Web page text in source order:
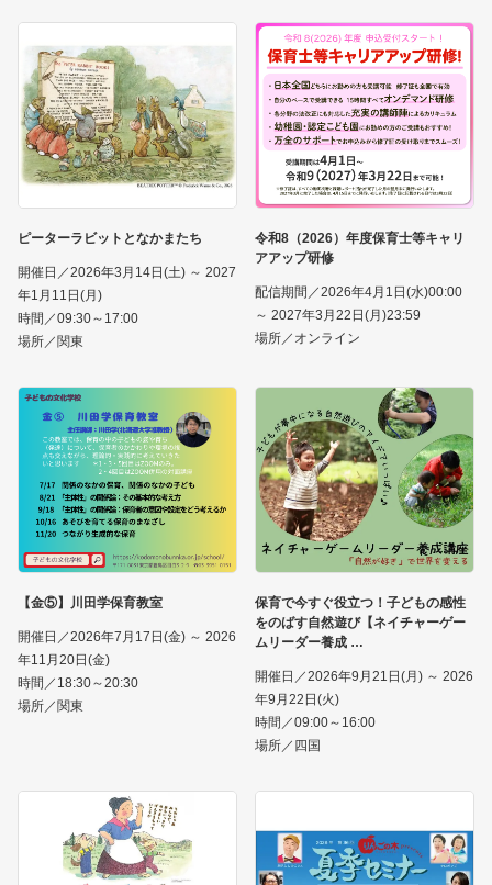
ピーターラビットとなかまたち
開催日／2026年3月14日(土) ～ 2027
年1月11日(月)
時間／09:30～17:00
場所／関東
令和8（2026）年度保育士等キャリ
アアップ研修
配信期間／2026年4月1日(水)00:00
～ 2027年3月22日(月)23:59
場所／オンライン
【金⑤】川田学保育教室
開催日／2026年7月17日(金) ～ 2026
年11月20日(金)
時間／18:30～20:30
場所／関東
保育で今すぐ役立つ！子どもの感性
をのばす自然遊び【ネイチャーゲー
ムリーダー養成
開催日／2026年9月21日(月) ～ 2026
年9月22日(火)
時間／09:00～16:00
場所／四国